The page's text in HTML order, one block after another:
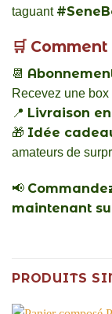
taguant
🛒 Comment
📆
Recevez une
📍 Livraison
🎁 Idée
amateurs de
📢
maintenant
PRODUITS